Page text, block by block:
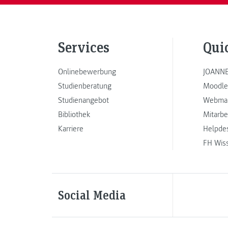
Services
Onlinebewerbung
Studienberatung
Studienangebot
Bibliothek
Karriere
FH
Social Media